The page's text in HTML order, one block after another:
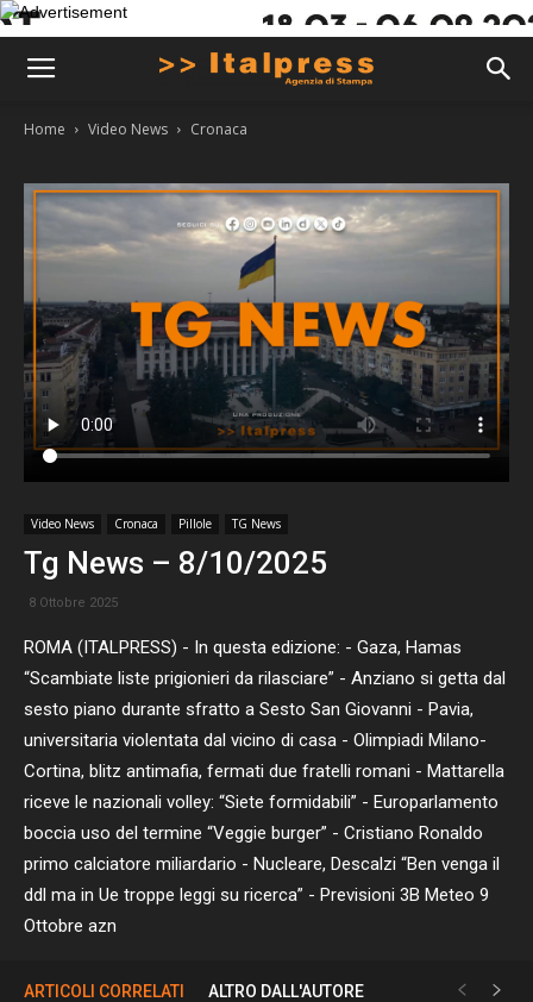
Home Video News Cronaca
Video News Cronaca Pillole TG News
Tg News – 8/10/2025
8 Ottobre 2025
ROMA (ITALPRESS) - In questa edizione: - Gaza, Hamas
“Scambiate liste prigionieri da rilasciare” - Anziano si getta dal
sesto piano durante sfratto a Sesto San Giovanni - Pavia,
universitaria violentata dal vicino di casa - Olimpiadi Milano-
Cortina, blitz antimafia, fermati due fratelli romani - Mattarella
riceve le nazionali volley: “Siete formidabili” - Europarlamento
boccia uso del termine “Veggie burger” - Cristiano Ronaldo
primo calciatore miliardario - Nucleare, Descalzi “Ben venga il
ddl ma in Ue troppe leggi su ricerca” - Previsioni 3B Meteo 9
Ottobre azn
ARTICOLI CORRELATI ALTRO DALL'AUTORE